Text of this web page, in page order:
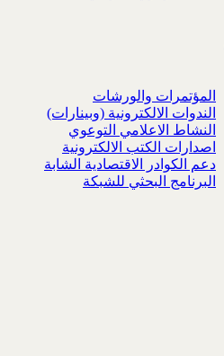
المؤتمرات والورشات
الندوات الالكترونية (وبينارات)
النشاط الاعلامي التوعوي
اصدارات الكتب الالكترونية
دعم الكوادر الاقتصادية الشابة
البرنامج البحثي للشبكة